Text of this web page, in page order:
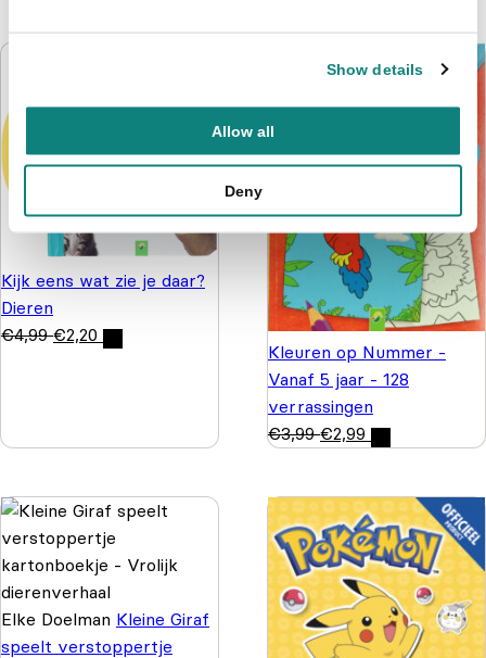
Show details
Allow all
Deny
Kijk eens wat zie je daar?
Dieren
€4,99 €2,20
Kleuren op Nummer -
Vanaf 5 jaar - 128
verrassingen
€3,99 €2,99
Elke Doelman Kleine Giraf
speelt verstoppertje